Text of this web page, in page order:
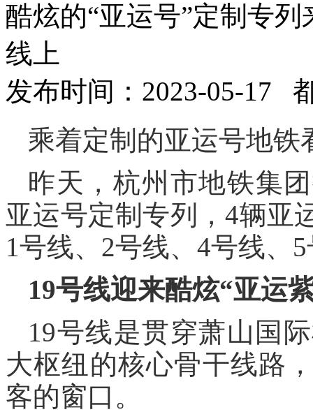
酷炫的“亚运号”定制专
线上
发布时间：2023-05-17
乘着定制的亚运号地铁
昨天，杭州市地铁集
亚运号定制专列，4辆亚
1号线、2号线、4号线、
19号线迎来酷炫“亚运
19号线是贯穿萧山国
大枢纽的核心骨干线路
客的窗口。